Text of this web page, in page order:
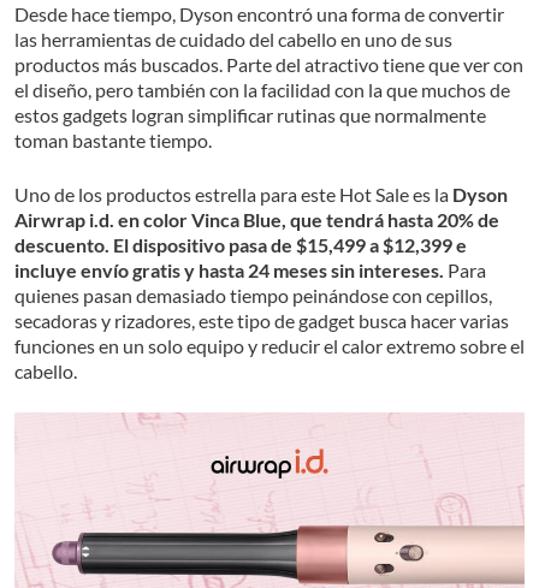
Desde hace tiempo, Dyson encontró una forma de convertir
las herramientas de cuidado del cabello en uno de sus
productos más buscados. Parte del atractivo tiene que ver con
el diseño, pero también con la facilidad con la que muchos de
estos gadgets logran simplificar rutinas que normalmente
toman bastante tiempo.
Uno de los productos estrella para este Hot Sale es la Dyson
Airwrap i.d. en color Vinca Blue, que tendrá hasta 20% de
descuento. El dispositivo pasa de $15,499 a $12,399 e
incluye envío gratis y hasta 24 meses sin intereses. Para
quienes pasan demasiado tiempo peinándose con cepillos,
secadoras y rizadores, este tipo de gadget busca hacer varias
funciones en un solo equipo y reducir el calor extremo sobre el
cabello.